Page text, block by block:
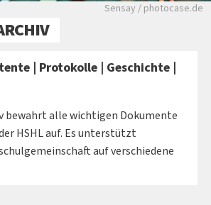
Sensay / photocase.de
| Protokolle | Geschichte |
bewahrt alle wichtigen Dokumente
HSHL auf. Es unterstützt
auf verschiedene